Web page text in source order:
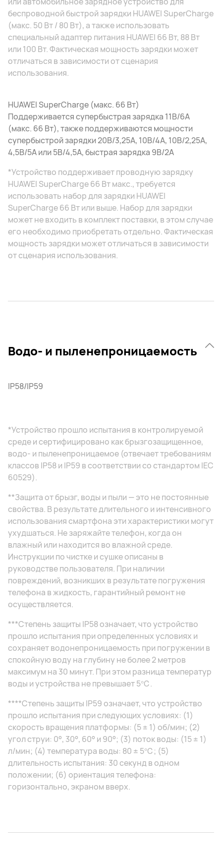
беспроводной быстрой зарядки HUAWEI SuperCharge
(макс. 50 Вт / 80 Вт), а также использовать
специальный адаптер питания HUAWEI 66 Вт, 88 Вт
или 100 Вт. Фактическая мощность зарядки может
отличаться в зависимости от сценария
использования.
HUAWEI SuperCharge (макс. 66 Вт)
Поддерживается супербыстрая зарядка 11В/6А
(макс. 66 Вт), также поддерживаются мощности
супербыстрой зарядки 20В/3,25А, 10В/4А, 10В/2,25А,
4,5В/5А или 5В/4,5А, быстрая зарядка 9В/2А
*Устройство поддерживает проводную зарядку
HUAWEI SuperCharge 66 Вт макс., требуется
использовать набор для зарядки HUAWEI
SuperCharge 66 Вт или выше. Набор для зарядки
может не входить в комплект поставки, в этом случае
его необходимо приобретать отдельно. Фактическая
мощность зарядки может отличаться в зависимости
от сценария использования.
Водо- и пыленепроницаемость
IP58/IP59
*Устройство прошло испытания в контролируемой
среде и сертифицировано как брызгозащищенное,
водо- и пыленепроницаемое (отвечает требованиям
классов IP58 и IP59 в соответствии со стандартом IEC
60529).
**Защита от брызг, воды и пыли — это не постоянные
свойства. В результате длительного и интенсивного
использования смартфона эти характеристики могут
ухудшаться. Не заряжайте телефон, когда он
влажный или находится во влажной среде.
Инструкции по чистке и сушке описаны в
руководстве пользователя. При наличии
повреждений, возникших в результате погружения
телефона в жидкость, гарантийный ремонт не
осуществляется.
***Степень защиты IP58 означает, что устройство
прошло испытания при определенных условиях и
сохраняет водонепроницаемость при погружении в
спокойную воду на глубину не более 2 метров
максимум на 30 минут. При этом разница температур
воды и устройства не превышает 5℃.
****Степень защиты IP59 означает, что устройство
прошло испытания при следующих условиях: (1)
скорость вращения платформы: (5 ± 1) об/мин; (2)
угол струи: 0°, 30°, 60° и 90°; (3) поток воды: (15 ± 1)
л/мин; (4) температура воды: 80 ± 5℃; (5)
длительность испытания: 30 секунд в одном
положении; (6) ориентация телефона:
горизонтально, экраном вверх.